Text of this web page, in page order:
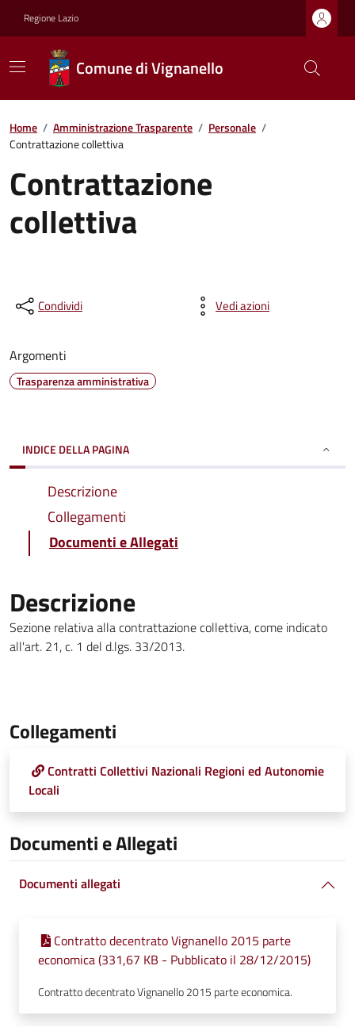
Regione Lazio
Comune di Vignanello
Home / Amministrazione Trasparente / Personale /
Contrattazione collettiva
Contrattazione
collettiva
Condividi Vedi azioni
Argomenti
Trasparenza amministrativa
INDICE DELLA PAGINA
Descrizione
Collegamenti
Documenti e Allegati
Descrizione
Sezione relativa alla contrattazione collettiva, come indicato
all'art. 21, c. 1 del d.lgs. 33/2013.
Collegamenti
Contratti Collettivi Nazionali Regioni ed Autonomie
Locali
Documenti e Allegati
Documenti allegati
Contratto decentrato Vignanello 2015 parte
economica (331,67 KB - Pubblicato il 28/12/2015)
Contratto decentrato Vignanello 2015 parte economica.